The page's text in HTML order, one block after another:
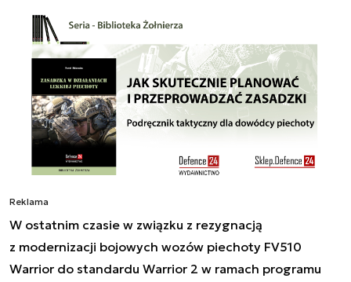
Reklama
W ostatnim czasie w związku z rezygnacją
z modernizacji bojowych wozów piechoty FV510
Warrior do standardu Warrior 2 w ramach programu